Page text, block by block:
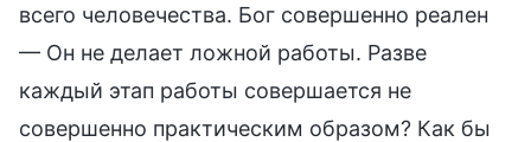
всего человечества. Бог совершенно реален
— Он не делает ложной работы. Разве
каждый этап работы совершается не
совершенно практическим образом? Как бы